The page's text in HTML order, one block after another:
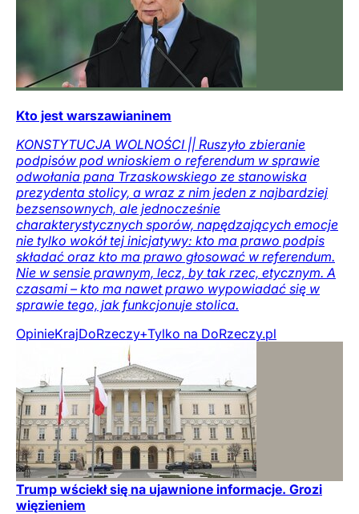
Kto jest warszawianinem
KONSTYTUCJA WOLNOŚCI || Ruszyło zbieranie
podpisów pod wnioskiem o referendum w sprawie
odwołania pana Trzaskowskiego ze stanowiska
prezydenta stolicy, a wraz z nim jeden z najbardziej
bezsensownych, ale jednocześnie
charakterystycznych sporów, napędzających emocje
nie tylko wokół tej inicjatywy: kto ma prawo podpis
składać oraz kto ma prawo głosować w referendum.
Nie w sensie prawnym, lecz, by tak rzec, etycznym. A
czasami – kto ma nawet prawo wypowiadać się w
sprawie tego, jak funkcjonuje stolica.
OpinieKrajDoRzeczy+Tylko na DoRzeczy.pl
Trump wściekł się na ujawnione informacje. Grozi
więzieniem